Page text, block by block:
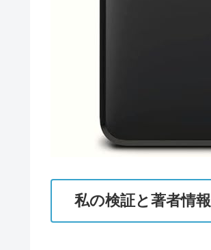
私の検証と著者情報